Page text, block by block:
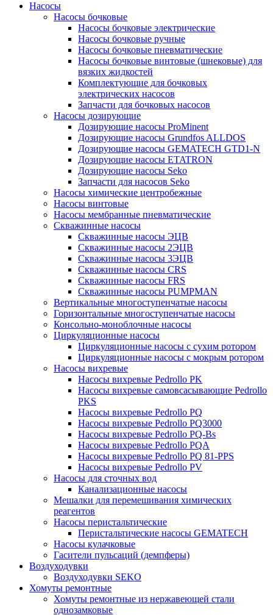
Насосы
Насосы бочковые
Насосы бочковые электрические
Насосы бочковые ручные
Насосы бочковые пневматические
Насосы бочковые винтовые (шнековые) для
вязких жидкостей
Комплектующие для бочковых
электрических насосов
Запчасти для бочковых насосов
Насосы дозирующие
Дозирующие насосы ProMinent
Дозирующие насосы Grundfos ALLDOS
Дозирующие насосы GEMATECH GTD1-N
Дозирующие насосы ETATRON
Дозирующие насосы Seko
Запчасти для насосов Seko
Насосы химические центробежные
Насосы винтовые
Насосы мембранные пневматические
Скважинные насосы
Скважинные насосы ЭЦВ
Скважинные насосы 2ЭЦВ
Скважинные насосы 3ЭЦВ
Скважинные насосы CRS
Скважинные насосы FRS
Скважинные насосы PUMPMAN
Вертикальные многоступенчатые насосы
Горизонтальные многоступенчатые насосы
Консольно-моноблочные насосы
Циркуляционные насосы
Циркуляционные насосы с сухим ротором
Циркуляционные насосы с мокрым ротором
Насосы вихревые
Насосы вихревые Pedrollo PK
Насосы вихревые самовсасывающие Pedrollo
PKS
Насосы вихревые Pedrollo PQ
Насосы вихревые Pedrollo PQ3000
Насосы вихревые Pedrollo PQ-Bs
Насосы вихревые Pedrollo PQA
Насосы вихревые Pedrollo PQ 81-PPS
Насосы вихревые Pedrollo PV
Насосы для сточных вод
Канализационные насосы
Мешалки для перемешивания химических
реагентов
Насосы перистальтические
Перистальтические насосы GEMATECH
Насосы кулачковые
Гасители пульсаций (демпферы)
Воздуходувки
Воздуходувки SEKO
Хомуты ремонтные
Хомуты ремонтные из нержавеющей стали
однозамковые